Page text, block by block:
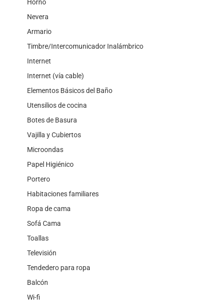
Horno
Nevera
Armario
Timbre/Intercomunicador Inalámbrico
Internet
Internet (vía cable)
Elementos Básicos del Baño
Utensilios de cocina
Botes de Basura
Vajilla y Cubiertos
Microondas
Papel Higiénico
Portero
Habitaciones familiares
Ropa de cama
Sofá Cama
Toallas
Televisión
Tendedero para ropa
Balcón
Wi-fi